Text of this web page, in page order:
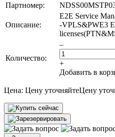
Партномер:
Описание:
E2E Service
-VPLS&PWE3
Количество:
–
+
Добавить в
Цена: Цену уточняйтеЦену